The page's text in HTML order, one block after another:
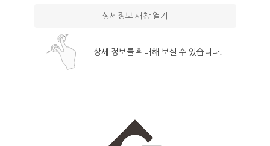
상세정보 새창 열기
상세 정보를 확대해 보실 수 있습니다.